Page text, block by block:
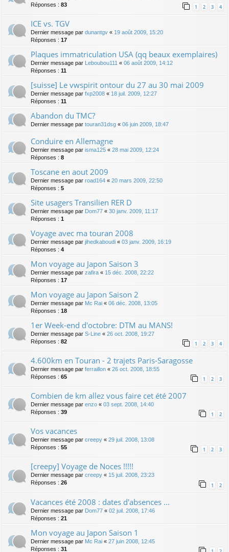
Réponses : 83 1 2 3 4
ICE vs. TGV
Dernier message par dunantgv « 19 août 2009, 15:20
Réponses : 17
Plaques immatriculation USA (qq beaux exemplaires)
Dernier message par Leboubou111 « 06 août 2009, 14:12
Réponses : 11
[suisse] Le vwspirit ontour du 27 au 30 mai 2009
Dernier message par fxp2008 « 18 juil. 2009, 12:27
Réponses : 11
Abandon du TMC?
Dernier message par touran31dsg « 06 juin 2009, 18:47
Conduire en Allemagne
Dernier message par isma125 « 28 mai 2009, 12:24
Réponses : 8
Toscane en aout 2009
Dernier message par road164 « 20 mars 2009, 22:50
Réponses : 5
Site usagers Transilien RER D
Dernier message par Dom77 « 30 janv. 2009, 11:17
Réponses : 1
Voyage avec ma touran 2008
Dernier message par jihedkaboudi « 03 janv. 2009, 16:19
Réponses : 4
Mon voyage au Japon Saison 3
Dernier message par zafira « 15 déc. 2008, 22:22
Réponses : 17
Mon voyage au Japon Saison 2
Dernier message par Mc Rai « 06 déc. 2008, 13:05
Réponses : 18
1er Week-end d'octobre: DTM au MANS!
Dernier message par S-Line « 26 oct. 2008, 19:27
Réponses : 82 1 2 3 4
4.600km en Touran - 2 trajets Paris-Saragosse
Dernier message par ferraillon « 26 oct. 2008, 18:55
Réponses : 65 1 2 3
Combien de km allez vous faire cet été 2007
Dernier message par enzo « 03 sept. 2008, 14:40
Réponses : 39 1 2
Vos vacances
Dernier message par creepy « 29 juil. 2008, 13:08
Réponses : 55 1 2 3
[creepy] Voyage de Noces !!!!!
Dernier message par creepy « 15 juil. 2008, 23:23
Réponses : 26 1 2
Vacances été 2008 : dates d'absences ...
Dernier message par Dom77 « 02 juil. 2008, 17:46
Réponses : 21
Mon voyage au Japon Saison 1
Dernier message par Mc Rai « 27 juin 2008, 12:45
Réponses : 31